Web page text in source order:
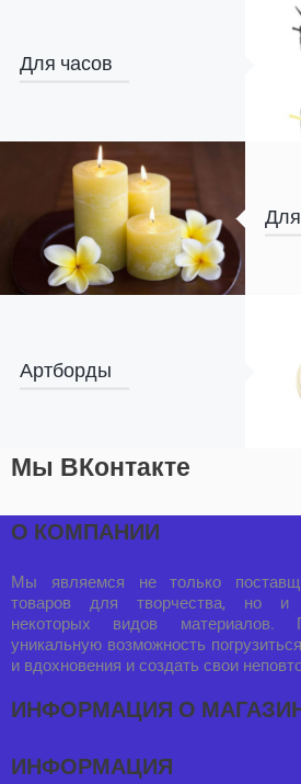
Для часов
Артборды
Мы ВКонтакте
О КОМПАНИИ
Мы являемся не только
товаров для творчества, но и
некоторых видов материалов.
уникальную возможность
и вдохновения и создать свои
ИНФОРМАЦИЯ О
ИНФОРМАЦИЯ